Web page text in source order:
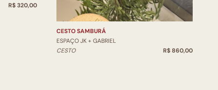
R$ 320,00
CESTO SAMBURÁ
ESPAÇO JK + GABRIEL
CESTO
R$ 860,00